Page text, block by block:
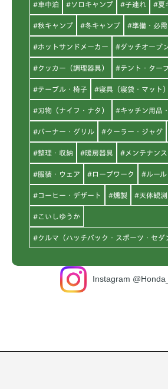
#車中泊 #ソロキャンプ #子連れ #夏
#秋キャンプ #冬キャンプ #準備・必需
#ホットサンドメーカー #ダッチオーブ
#クッカー（調理器具） #テント・ター
#テーブル・椅子 #寝具（寝袋・マット）
#刃物（ナイフ・ナタ） #キッチン用品
#バーナー・グリル #クーラー・ジャグ
#整理・収納 #暖房器具 #メンテナンス
#服装・ウェア #ロープワーク #ルー
#コーヒー・デザート #燻製 #天体観測
#こいしゆうか
#クルマ（ハッチバック・スポーツ・セダ
Instagram